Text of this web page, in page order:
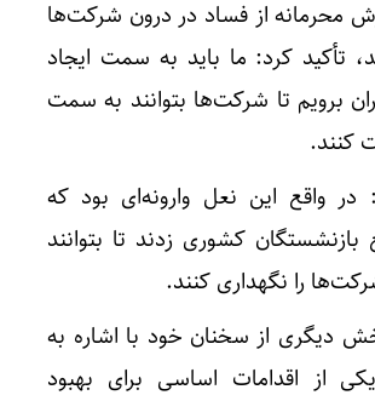
محرمانه از فساد در درون شرکت‌ها
تأکید کرد: ما باید به سمت ایجاد
برویم تا شرکت‌ها بتوانند به سمت
کنند.
در واقع این نعل وارونه‌ای بود که
بازنشستگان کشوری زدند تا بتوانند
را نگهداری کنند.
دیگری از سخنان خود با اشاره به
از اقدامات اساسی برای بهبود